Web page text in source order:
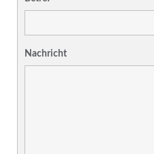
Nachricht